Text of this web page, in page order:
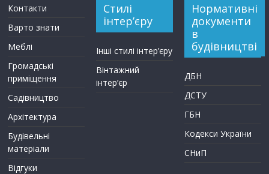
Контакти
Варто знати
Меблі
Громадські
приміщення
Садівництво
Архітектура
Будівельні
матеріали
Відгуки
Стилі
інтер’єру
Інші стилі інтер’єру
Вінтажний
інтер’єр
Нормативні
документи
в
будівництві
ДБН
ДСТУ
ГБН
Кодекси України
СНиП